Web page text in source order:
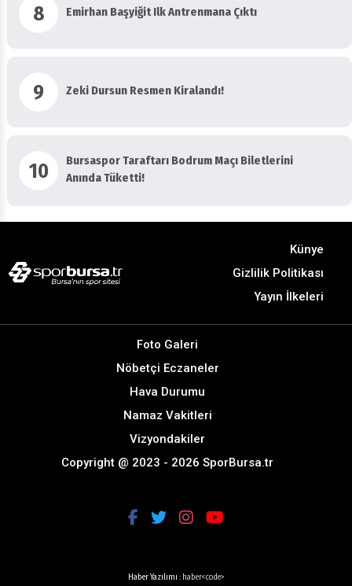
8 Emirhan Başyiğit Ilk Antrenmana Çıktı
9 Zeki Dursun Resmen Kiralandı!
10
Bursaspor Taraftarı Bodrum Maçı Biletlerini
Anında Tüketti!
Künye
Gizlilik Politikası
Yayın İlkeleri
Foto Galeri
Nöbetçi Eczaneler
Hava Durumu
Namaz Vakitleri
Vizyondakiler
Copyright @ 2023 - 2026 SporBursa.tr
Haber Yazılımı : haber<code>